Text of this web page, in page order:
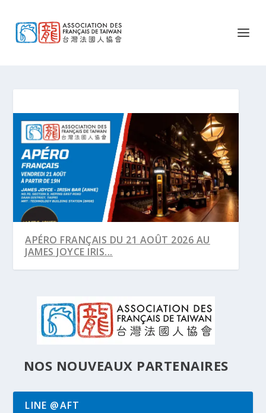
APÉRO FRANÇAIS DU 21 AOÛT 2026 AU
JAMES JOYCE IRIS...
NOS NOUVEAUX PARTENAIRES
LINE @AFT